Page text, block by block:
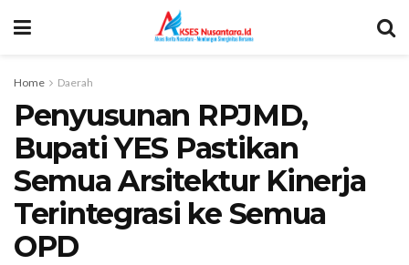
Home Daerah
Penyusunan RPJMD,
Bupati YES Pastikan
Semua Arsitektur Kinerja
Terintegrasi ke Semua
OPD